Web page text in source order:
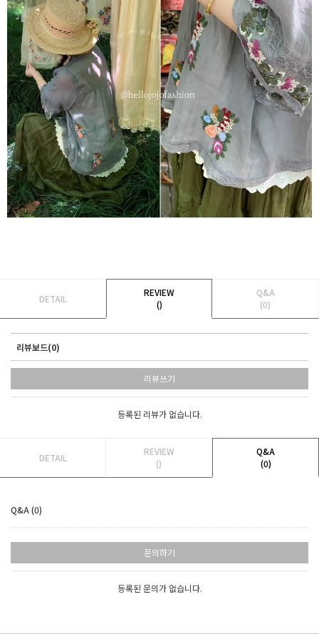
DETAIL
REVIEW
()
Q&A
(0)
리뷰보드(0)
리뷰쓰기
등록된 리뷰가 없습니다.
DETAIL
REVIEW
()
Q&A
(0)
Q&A (0)
문의하기
등록된 문의가 없습니다.